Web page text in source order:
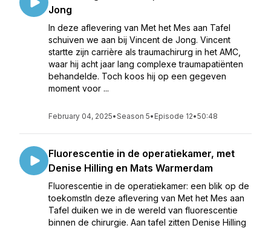
Jong
In deze aflevering van Met het Mes aan Tafel
schuiven we aan bij Vincent de Jong. Vincent
startte zijn carrière als traumachirurg in het AMC,
waar hij acht jaar lang complexe traumapatiënten
behandelde. Toch koos hij op een gegeven
moment voor ...
February 04, 2025•Season 5• Episode 12•50:48
Fluorescentie in de operatiekamer, met
Denise Hilling en Mats Warmerdam
Fluorescentie in de operatiekamer: een blik op de
toekomstIn deze aflevering van Met het Mes aan
Tafel duiken we in de wereld van fluorescentie
binnen de chirurgie. Aan tafel zitten Denise Hilling